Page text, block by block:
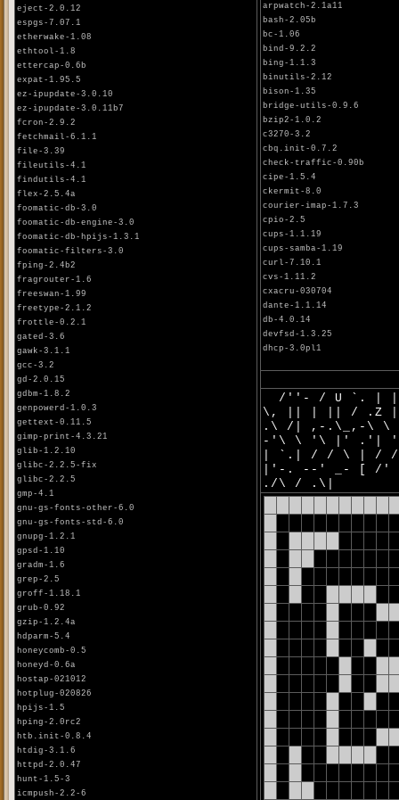
eject-2.0.12
espgs-7.07.1
etherwake-1.08
ethtool-1.8
ettercap-0.6b
expat-1.95.5
ez-ipupdate-3.0.10
ez-ipupdate-3.0.11b7
fcron-2.9.2
fetchmail-6.1.1
file-3.39
fileutils-4.1
findutils-4.1
flex-2.5.4a
foomatic-db-3.0
foomatic-db-engine-3.0
foomatic-db-hpijs-1.3.1
foomatic-filters-3.0
fping-2.4b2
fragrouter-1.6
freeswan-1.99
freetype-2.1.2
frottle-0.2.1
gated-3.6
gawk-3.1.1
gcc-3.2
gd-2.0.15
gdbm-1.8.2
genpowerd-1.0.3
gettext-0.11.5
gimp-print-4.3.21
glib-1.2.10
glibc-2.2.5-fix
glibc-2.2.5
gmp-4.1
gnu-gs-fonts-other-6.0
gnu-gs-fonts-std-6.0
gnupg-1.2.1
gpsd-1.10
gradm-1.6
grep-2.5
groff-1.18.1
grub-0.92
gzip-1.2.4a
hdparm-5.4
honeycomb-0.5
honeyd-0.6a
hostap-021012
hotplug-020826
hpijs-1.5
hping-2.0rc2
htb.init-0.8.4
htdig-3.1.6
httpd-2.0.47
hunt-1.5-3
icmpush-2.2-6
arpwatch-2.1a11
bash-2.05b
bc-1.06
bind-9.2.2
bing-1.1.3
binutils-2.12
bison-1.35
bridge-utils-0.9.6
bzip2-1.0.2
c3270-3.2
cbq.init-0.7.2
check-traffic-0.90b
cipe-1.5.4
ckermit-8.0
courier-imap-1.7.3
cpio-2.5
cups-1.1.19
cups-samba-1.19
curl-7.10.1
cvs-1.11.2
cxacru-030704
dante-1.1.14
db-4.0.14
devfsd-1.3.25
dhcp-3.0pl1
/''- / U `. |
\, || | || / .Z
.\ /| ,-.\_,-\
-'\ \ '\ |' .'|
| `.| / / \ | /
|'-. --' _- [ /'
./\ / .\|